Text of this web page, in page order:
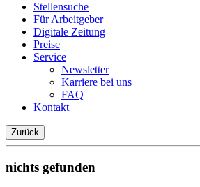
Stellensuche
Für Arbeitgeber
Digitale Zeitung
Preise
Service
Newsletter
Karriere bei uns
FAQ
Kontakt
Zurück
nichts gefunden